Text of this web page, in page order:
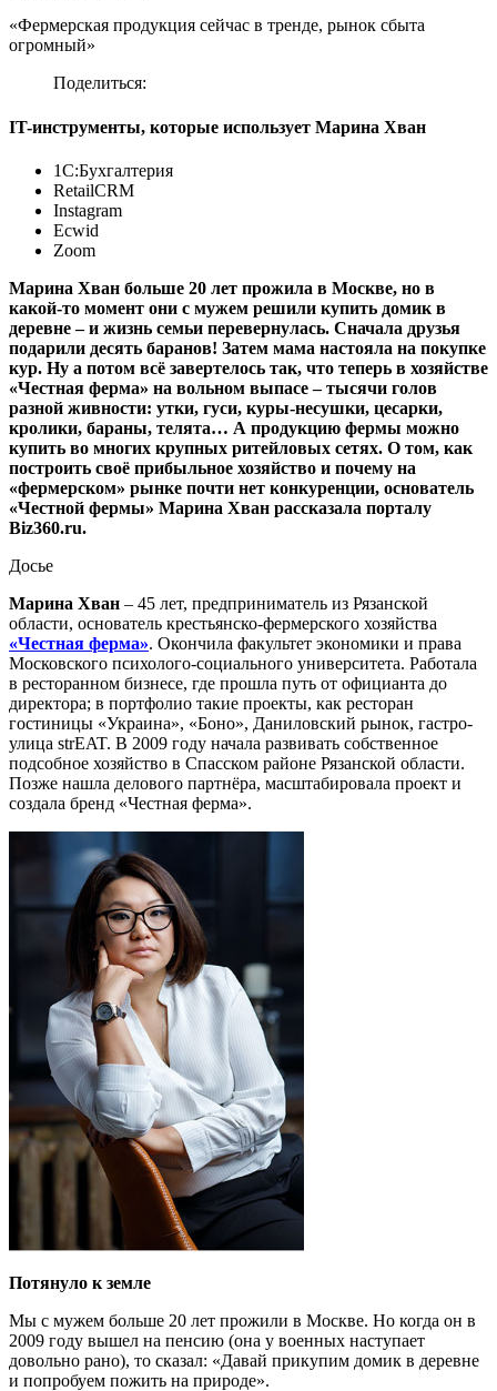
«Фермерская продукция сейчас в тренде, рынок сбыта
огромный»
Поделиться:
IT-инструменты, которые использует Марина Хван
1С:Бухгалтерия
RetailCRM
Instagram
Ecwid
Zoom
Марина Хван больше 20 лет прожила в Москве, но в
какой-то момент они с мужем решили купить домик в
деревне – и жизнь семьи перевернулась. Сначала друзья
подарили десять баранов! Затем мама настояла на покупке
кур. Ну а потом всё завертелось так, что теперь в хозяйстве
«Честная ферма» на вольном выпасе – тысячи голов
разной живности: утки, гуси, куры-несушки, цесарки,
кролики, бараны, телята… А продукцию фермы можно
купить во многих крупных ритейловых сетях. О том, как
построить своё прибыльное хозяйство и почему на
«фермерском» рынке почти нет конкуренции, основатель
«Честной фермы» Марина Хван рассказала порталу
Biz360.ru.
Досье
Марина Хван – 45 лет, предприниматель из Рязанской
области, основатель крестьянско-фермерского хозяйства
«Честная ферма». Окончила факультет экономики и права
Московского психолого-социального университета. Работала
в ресторанном бизнесе, где прошла путь от официанта до
директора; в портфолио такие проекты, как ресторан
гостиницы «Украина», «Боно», Даниловский рынок, гастро-
улица strEAT. В 2009 году начала развивать собственное
подсобное хозяйство в Спасском районе Рязанской области.
Позже нашла делового партнёра, масштабировала проект и
создала бренд «Честная ферма».
Потянуло к земле
Мы с мужем больше 20 лет прожили в Москве. Но когда он в
2009 году вышел на пенсию (она у военных наступает
довольно рано), то сказал: «Давай прикупим домик в деревне
и попробуем пожить на природе».